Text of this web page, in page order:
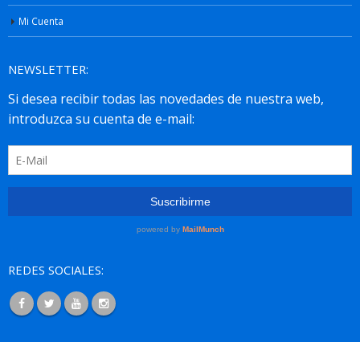
Mi Cuenta
NEWSLETTER:
REDES SOCIALES: